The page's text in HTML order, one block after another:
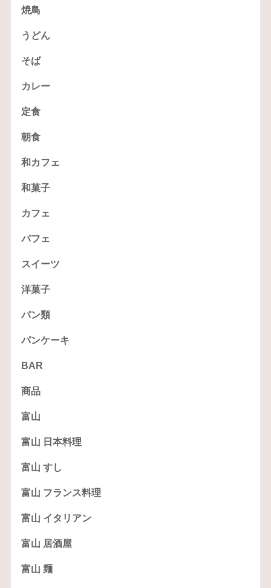
焼鳥
うどん
そば
カレー
定食
朝食
和カフェ
和菓子
カフェ
パフェ
スイーツ
洋菓子
パン類
パンケーキ
BAR
商品
富山
富山 日本料理
富山 すし
富山 フランス料理
富山 イタリアン
富山 居酒屋
富山 麺